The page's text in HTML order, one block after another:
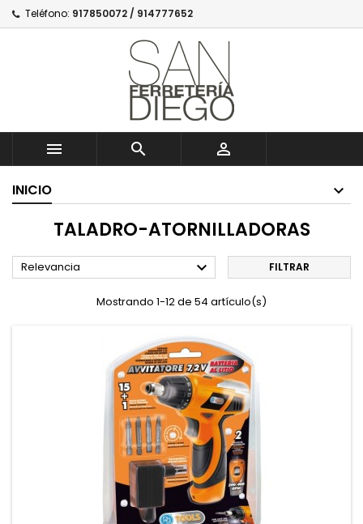
Teléfono: 917850072 / 914777652
  
INICIO
TALADRO-ATORNILLADORAS
Relevancia  FILTRAR
Mostrando 1-12 de 54 artículo(s)